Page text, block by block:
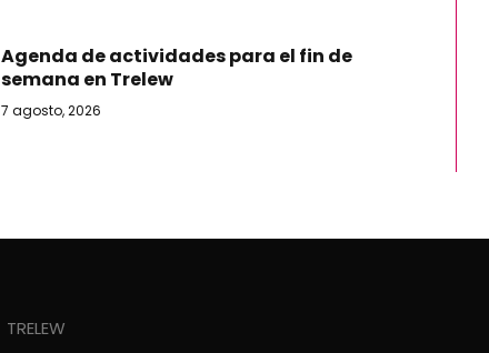
Agenda de actividades para el fin de
semana en Trelew
7 agosto, 2026
TRELEW